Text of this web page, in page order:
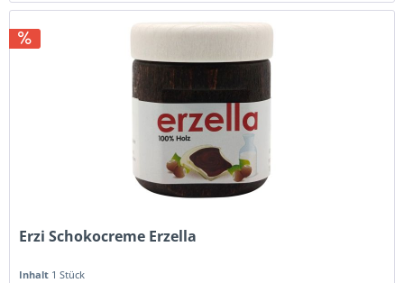
Erzi Schokocreme Erzella
Inhalt 1 Stück